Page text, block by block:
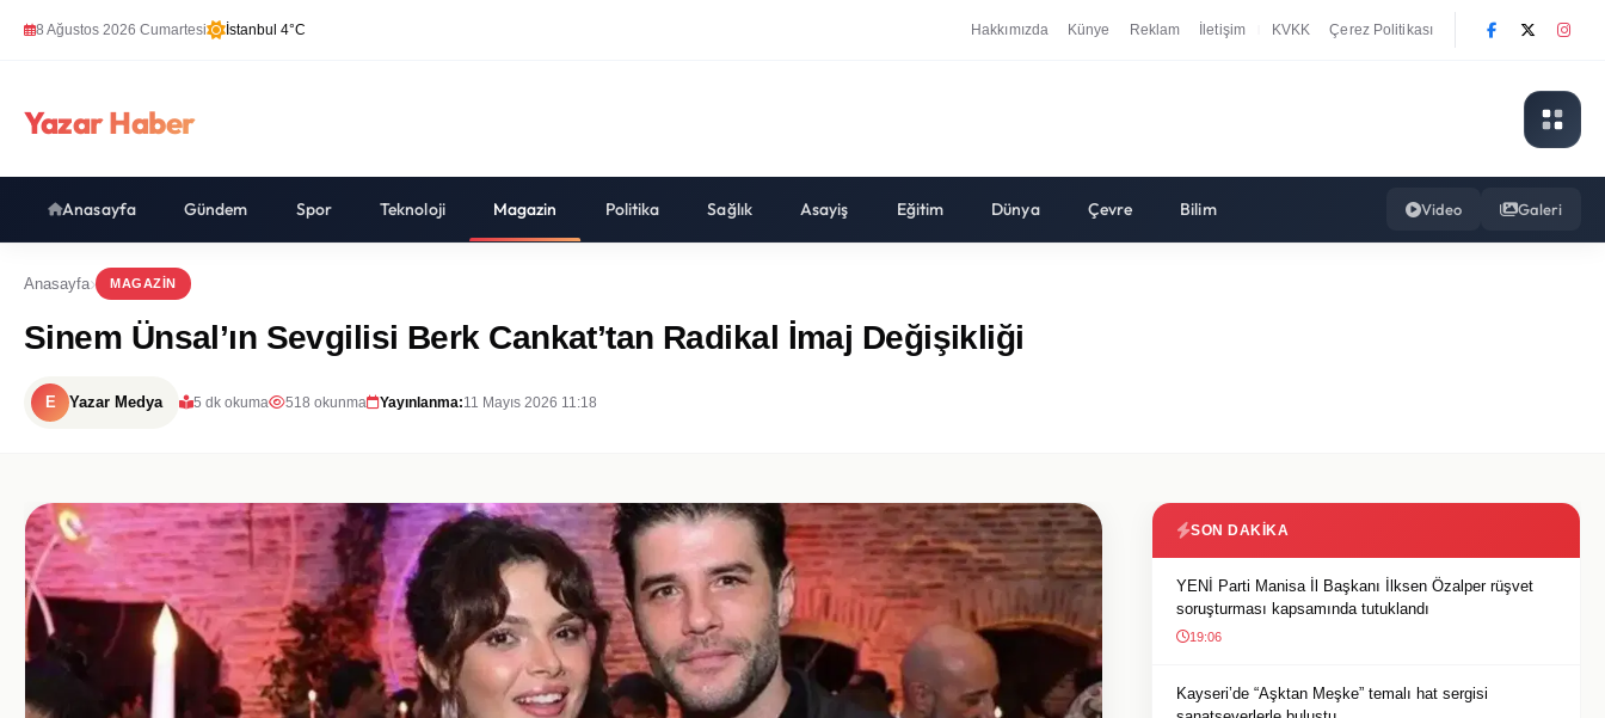
8 Ağustos 2026 Cumartesi İstanbul 4°C Hakkımızda Künye Reklam İletişim KVKK Çerez Politikası
Yazar Haber
Anasayfa Gündem Spor Teknoloji Magazin Politika Sağlık Asayiş Eğitim Dünya Çevre Bilim Video Galeri
Anasayfa MAGAZIN
Sinem Ünsal’ın Sevgilisi Berk Cankat’tan Radikal İmaj Değişikliği
E Yazar Medya 5 dk okuma 518 okunma Yayınlanma:11 Mayıs 2026 11:18
SON DAKIKA
YENİ Parti Manisa İl Başkanı İlksen Özalper rüşvet
soruşturması kapsamında tutuklandı
19:06
Kayseri’de “Aşktan Meşke” temalı hat sergisi